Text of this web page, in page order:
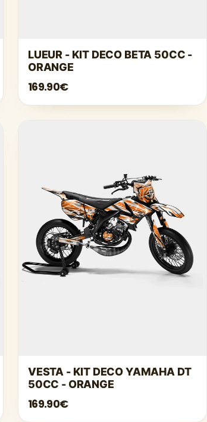
LUEUR - KIT DECO BETA 50CC -
ORANGE
169.90€
VESTA - KIT DECO YAMAHA DT
50CC - ORANGE
169.90€